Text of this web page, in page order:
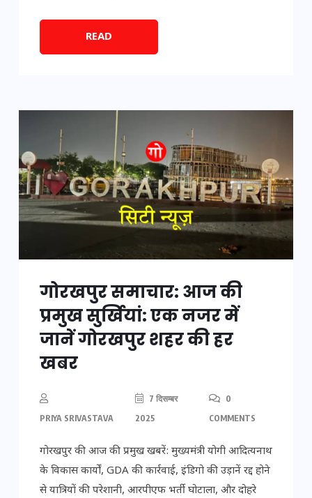
READ
गोरखपुर समाचार: आज की
प्रमुख सुर्खियां: एक नजर में
जानें गोरखपुर शहर की हर
खबर
PRIYA SRIVASTAVA
7 दिसम्बर
2025
0
COMMENTS
गोरखपुर की आज की प्रमुख खबरें: मुख्यमंत्री योगी आदित्यनाथ
के विकास कार्यों, GDA की कार्रवाई, इंडिगो की उड़ानें रद्द होने
से यात्रियों की परेशानी, आरपीएफ भर्ती घोटाला, और दोहरे